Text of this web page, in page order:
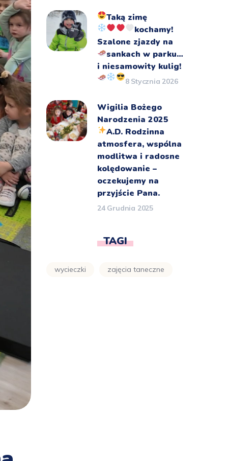
Taką zimę
kochamy!
Szalone zjazdy na
sankach w parku…
i niesamowity kulig!
8 Stycznia 2026
Wigilia Bożego
Narodzenia 2025
A.D. Rodzinna
atmosfera, wspólna
modlitwa i radosne
kolędowanie –
oczekujemy na
przyjście Pana.
24 Grudnia 2025
TAGI
wycieczki zajęcia taneczne